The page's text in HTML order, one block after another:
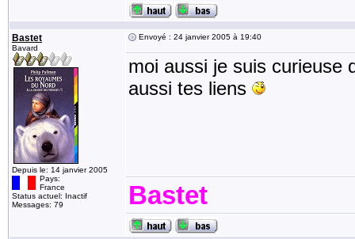
Bastet
Bavard
Depuis le: 14 janvier 2005
Pays:
France
Status actuel: Inactif
Messages: 79
Envoyé : 24 janvier 2005 à 19:40
moi aussi je suis curieuse
aussi tes liens
Bastet